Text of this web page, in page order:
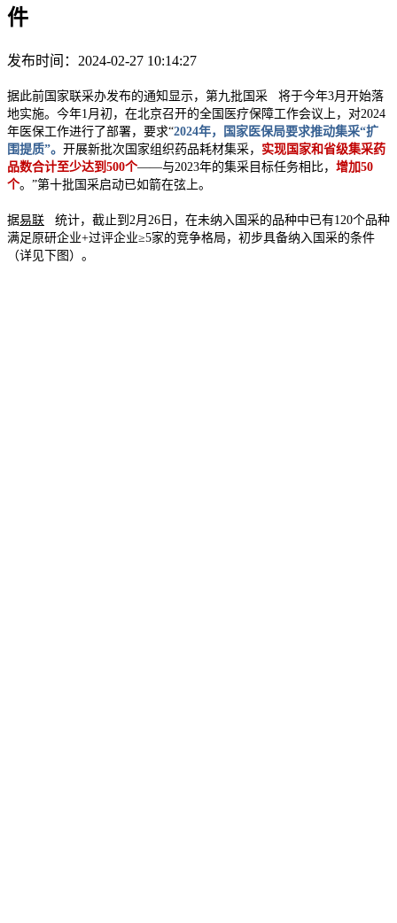
件
发布时间：2024-02-27 10:14:27
据此前国家联采办发布的通知显示， 第九批国采
将于今年3月开始落
地实施。今年1月初，在北京召开的全国医疗保障工作会议上，对2024
年医保工作进行了部署，要求“2024年，国家医保局要求推动集采“扩
围提质”。 开展新批次国家组织药品耗材集采， 实现国家和省级集采药
品数合计至少达到500个——与2023年的集采目标任务相比， 增加50
个。”第十批国采启动已如箭在弦上。
据易联
统计，截止到2月26日，在未纳入国采的品种中已有120个品种
满足原研企业+过评企业≥5家的竞争格局，初步具备纳入国采的条件
（详见下图）。